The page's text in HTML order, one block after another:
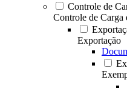
Controle de
Controle de Carga
Exportação